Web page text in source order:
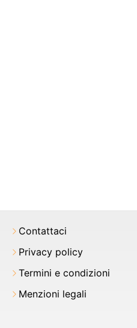
Contattaci
Privacy policy
Termini e condizioni
Menzioni legali